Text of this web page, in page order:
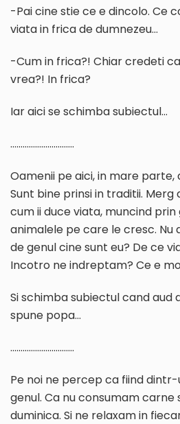
-Pai cine stie ce e dincolo. Ce
viata in frica de dumnezeu…
-Cum in frica?! Chiar credeti
vrea?! In frica?
Iar aici se schimba subiectul…
………………………….
Oamenii pe aici, in mare parte,
Sunt bine prinsi in traditii. Merg
cum ii duce viata, muncind
animalele pe care le cresc.
de genul cine sunt eu? De ce
Incotro ne indreptam? Ce e
Si schimba subiectul cand
spune popa…
………………………….
Pe noi ne percep ca fiind
genul. Ca nu consumam carne
duminica. Si ne relaxam in